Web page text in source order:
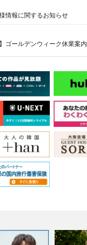
情報に関するお知らせ
ゴールデンウィーク休業案内